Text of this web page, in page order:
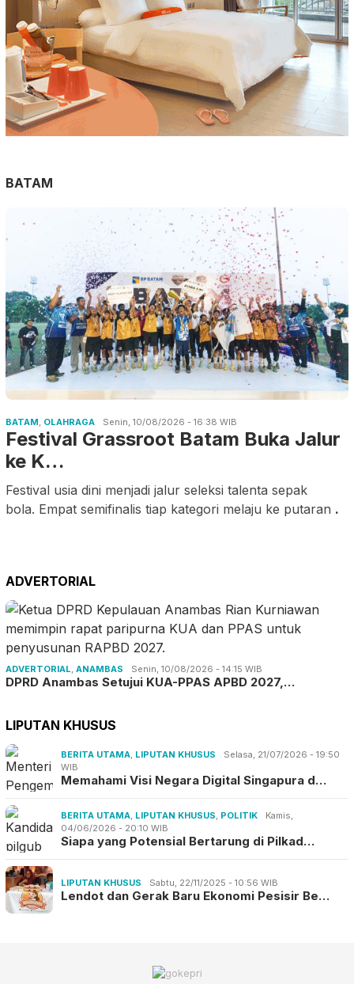
BATAM
BATAM, OLAHRAGA Senin, 10/08/2026 - 16:38 WIB
Festival Grassroot Batam Buka Jalur
ke K…
Festival usia dini menjadi jalur seleksi talenta sepak
bola. Empat semifinalis tiap kategori melaju ke putaran .
ADVERTORIAL
ADVERTORIAL, ANAMBAS Senin, 10/08/2026 - 14:15 WIB
DPRD Anambas Setujui KUA-PPAS APBD 2027,…
LIPUTAN KHUSUS
BERITA UTAMA, LIPUTAN KHUSUS
Selasa, 21/07/2026 - 19:50
WIB
Memahami Visi Negara Digital Singapura d…
BERITA UTAMA, LIPUTAN KHUSUS, POLITIK
Kamis,
04/06/2026 - 20:10 WIB
Siapa yang Potensial Bertarung di Pilkad…
LIPUTAN KHUSUS Sabtu, 22/11/2025 - 10:56 WIB
Lendot dan Gerak Baru Ekonomi Pesisir Be…